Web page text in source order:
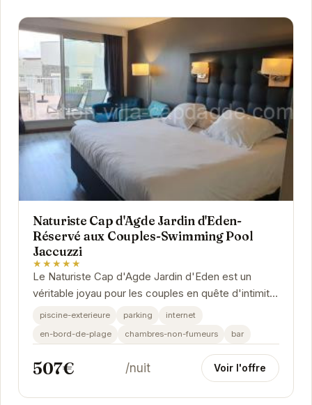
Naturiste Cap d'Agde Jardin d'Eden-
Réservé aux Couples-Swimming Pool
Jaccuzzi
★★★★★
Le Naturiste Cap d'Agde Jardin d'Eden est un
véritable joyau pour les couples en quête d'intimité
et de détente. Son emplacement privilégié au...
piscine-exterieure parking
internet
en-bord-de-plage
chambres-non-fumeurs bar
507€ /nuit Voir l'offre